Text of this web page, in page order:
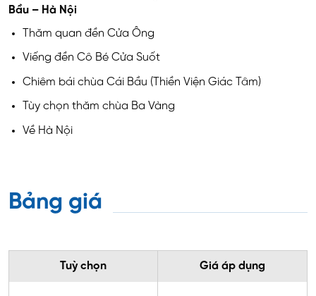
Bầu – Hà Nội
Thăm quan đền Cửa Ông
Viếng đền Cô Bé Cửa Suốt
Chiêm bái chùa Cái Bầu (Thiền Viện Giác Tâm)
Tùy chọn thăm chùa Ba Vàng
Về Hà Nội
Bảng giá
Tuỳ chọn Giá áp dụng